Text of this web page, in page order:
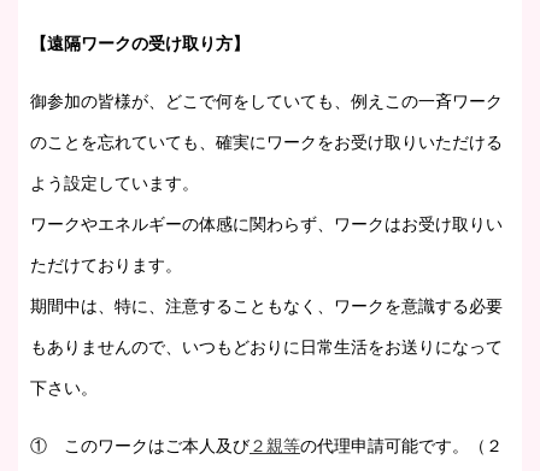
【遠隔ワークの受け取り方】
御参加の皆様が、どこで何をしていても、例えこの一斉ワーク
のことを忘れていても、確実にワークをお受け取りいただける
よう設定しています。
ワークやエネルギーの体感に関わらず、ワークはお受け取りい
ただけております。
期間中は、特に、注意することもなく、ワークを意識する必要
もありませんので、いつもどおりに日常生活をお送りになって
下さい。
① このワークはご本人及び２親等の代理申請可能です。（２